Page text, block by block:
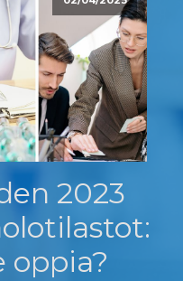
2023
oppia?